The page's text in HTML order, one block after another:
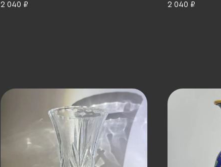
2 040 ₽ 2 040 ₽